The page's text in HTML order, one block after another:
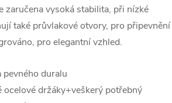
vysoká stabilita, při nízké
také průvlakové otvory, pro připevnění
pro elegantní vzhled.
duralu
držáky+veškerý potřebný